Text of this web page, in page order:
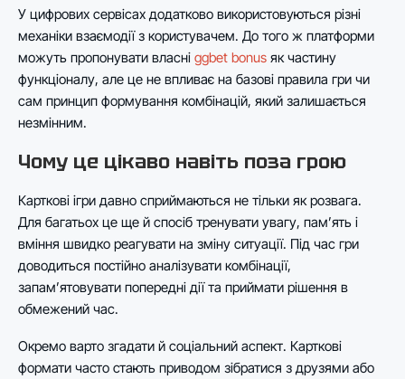
У цифрових сервісах додатково використовуються різні
механіки взаємодії з користувачем. До того ж платформи
можуть пропонувати власні ggbet bonus як частину
функціоналу, але це не впливає на базові правила гри чи
сам принцип формування комбінацій, який залишається
незмінним.
Чому це цікаво навіть поза грою
Карткові ігри давно сприймаються не тільки як розвага.
Для багатьох це ще й спосіб тренувати увагу, пам’ять і
вміння швидко реагувати на зміну ситуації. Під час гри
доводиться постійно аналізувати комбінації,
запам’ятовувати попередні дії та приймати рішення в
обмежений час.
Окремо варто згадати й соціальний аспект. Карткові
формати часто стають приводом зібратися з друзями або